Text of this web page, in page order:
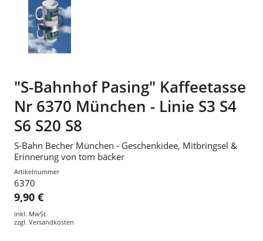
"S-Bahnhof Pasing" Kaffeetasse
Nr 6370 München - Linie S3 S4
S6 S20 S8
S-Bahn Becher München - Geschenkidee, Mitbringsel &
Erinnerung von tom bäcker
Artikelnummer
6370
9,90 €
inkl. MwSt.
zzgl. Versandkosten